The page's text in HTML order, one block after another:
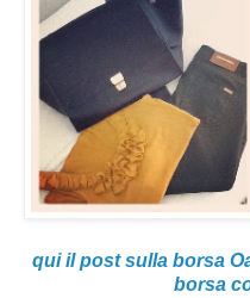
qui il post sulla borsa
borsa